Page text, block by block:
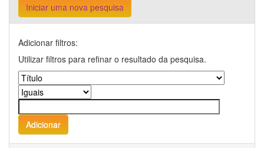
Iniciar uma nova pesquisa
Adicionar filtros:
Utilizar filtros para refinar o resultado da pesquisa.